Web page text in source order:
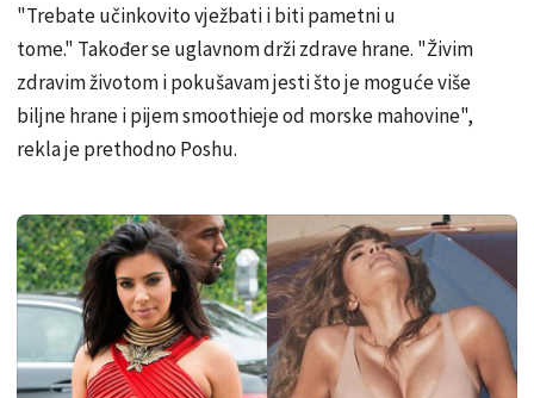
"Trebate učinkovito vježbati i biti pametni u
tome." Također se uglavnom drži zdrave hrane. "Živim
zdravim životom i pokušavam jesti što je moguće više
biljne hrane i pijem smoothieje od morske mahovine",
rekla je prethodno Poshu.